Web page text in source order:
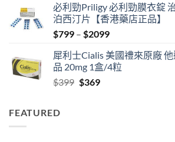
was:
$500.
is:
$450.
必利勁Priligy 必利勁膜衣錠
泊西汀片【香港藥店正品】
$799 – $2099Price
$799
through
犀利士Cialis 美國禮來原廠
品 20mg 1盒/4粒
$399 Original
$369Current
FEATURED